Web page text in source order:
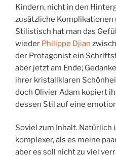
Kindern, nicht in den
zusätzliche Komplikationen
Stilistisch hat man das
wieder Philippe Djian
der Protagonist ein
aber jetzt am Ende;
ihrer kristallklaren
doch Olivier Adam kopiert
dessen Stil auf eine
Soviel zum Inhalt. Natürlich
komplexer, als es meine
aber es soll nicht zu viel